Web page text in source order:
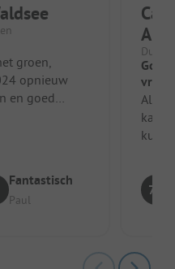
groen,
opnieuw
en goed
Fantastisch
Paul
Alles
7.7